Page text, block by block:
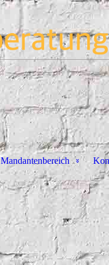
Mandantenbereich